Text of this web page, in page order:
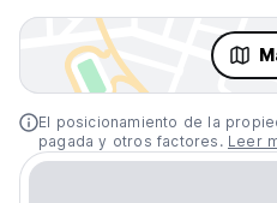
El posicionamiento de la
pagada y otros factores. Leer